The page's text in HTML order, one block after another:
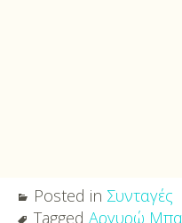
Posted in Συνταγές
Tagged Αργυρώ